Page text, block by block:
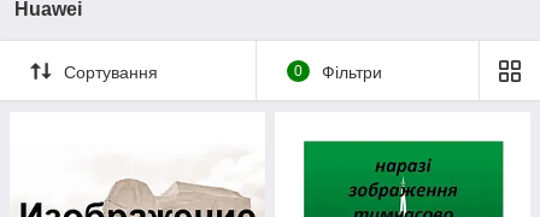
Huawei
Сортування 0 Фільтри